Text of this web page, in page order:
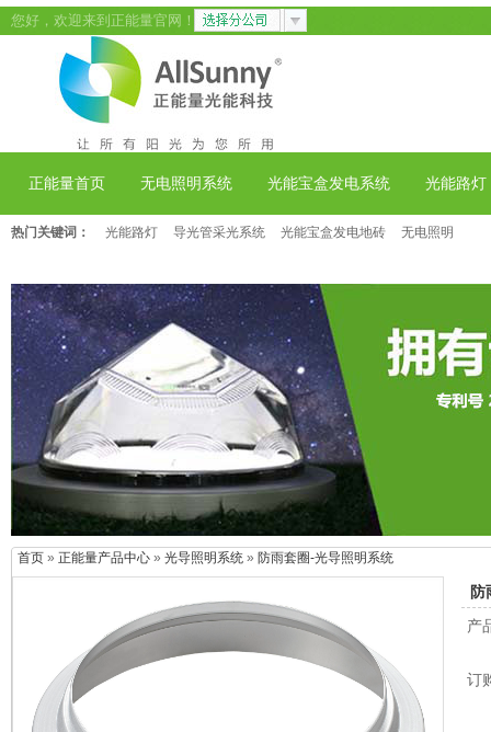
您好，欢迎来到正能量官网！
正能量首页 无电照明系统 光能宝盒发电系统 光能路灯
热门关键词： 光能路灯 导光管采光系统 光能宝盒发电地砖 无电照明
首页 » 正能量产品中心 » 光导照明系统 » 防雨套圈-光导照明系统
防
产
订